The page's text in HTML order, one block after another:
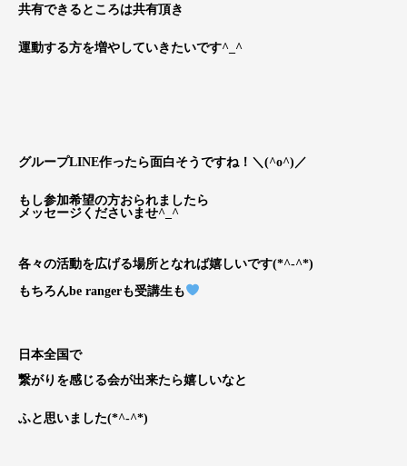
共有できるところは共有頂き
運動する方を増やしていきたいです^_^
グループLINE作ったら面白そうですね！＼(^o^)／
もし参加希望の方おられましたら
メッセージくださいませ^_^
各々の活動を広げる場所となれば嬉しいです(*^-^*)
もちろんbe rangerも受講生も
日本全国で
繋がりを感じる会が出来たら嬉しいなと
ふと思いました(*^-^*)